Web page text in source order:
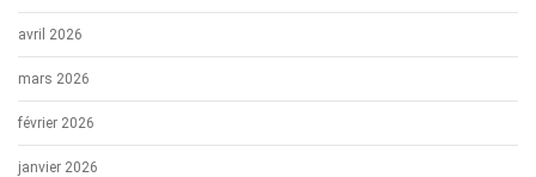
avril 2026
mars 2026
février 2026
janvier 2026